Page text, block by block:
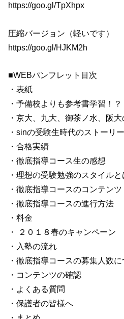
https://goo.gl/TpXhpx
圧縮バージョン（軽いです）
https://goo.gl/HJKM2h
■WEBパンフレット目次
・表紙
・予備校よりも参考書学習！？
・京大、九大、御茶ノ水、阪
・sinの受験生時代のストーリー
・合格実績
・徹底指導コース生の感想
・理想の受験勉強のスタイルと
・徹底指導コースのコンテンツ
・徹底指導コースの進行方法
・料金
・ ２０１８春のキャンペーン
・入塾の流れ
・徹底指導コースの募集人数に
・コンテンツの確認
・よくある質問
・保護者の皆様へ